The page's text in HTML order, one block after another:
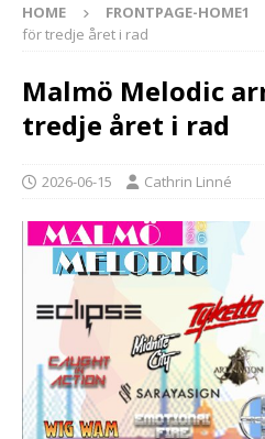
HOME FRONTPAGE-HOME1
för tredje året i rad
Malmö Melodic
tredje året i rad
2026-06-15 Cathrin Linné